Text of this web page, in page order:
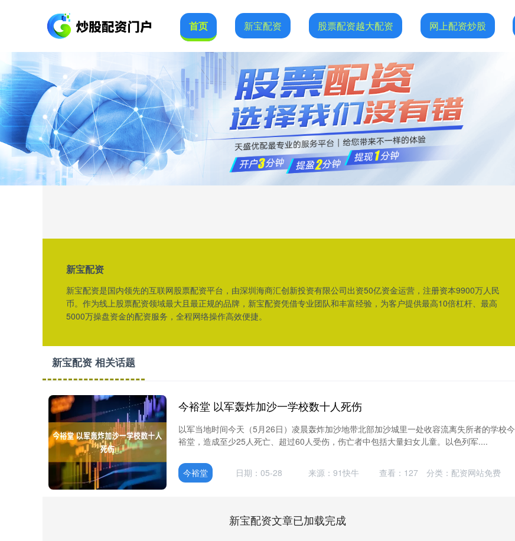
首页 新宝配资 股票配资越大配资 网上配资炒股
新宝配资
新宝配资是国内领先的互联网股票配资平台，由深圳海商汇创新投资有限公司出资50亿资金运营，注册资本9900万人民
币。作为线上股票配资领域最大且最正规的品牌，新宝配资凭借专业团队和丰富经验，为客户提供最高10倍杠杆、最高
5000万操盘资金的配资服务，全程网络操作高效便捷。
新宝配资 相关话题
今裕堂 以军轰炸加沙一学校数十人死伤
以军当地时间今天（5月26日）凌晨轰炸加沙地带北部加沙城里一处收容流离失所者的学校今
裕堂，造成至少25人死亡、超过60人受伤，伤亡者中包括大量妇女儿童。以色列军....
今裕堂 日期：05-28 来源：91快牛 查看： 127 分类： 配资网站免费
新宝配资文章已加载完成